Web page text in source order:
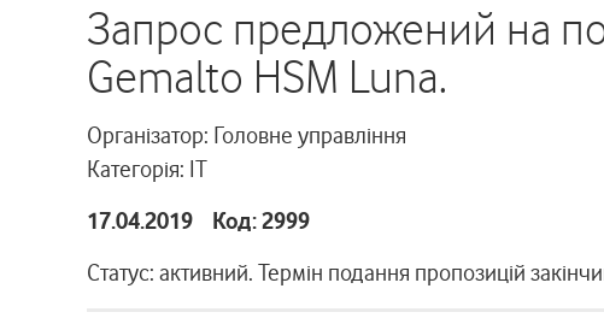
Запрос предложений на
Gemalto HSM Luna.
Організатор: Головне управління
Категорія: ІТ
17.04.2019 Код: 2999
Статус: активний. Термін подання пропозицій